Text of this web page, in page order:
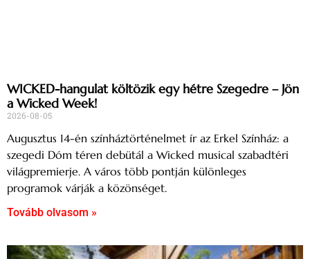
WICKED-hangulat költözik egy hétre Szegedre – Jön
a Wicked Week!
2026-08-05
Augusztus 14-én színháztörténelmet ír az Erkel Színház: a
szegedi Dóm téren debütál a Wicked musical szabadtéri
világpremierje. A város több pontján különleges
programok várják a közönséget.
Tovább olvasom »